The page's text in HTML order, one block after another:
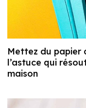
Mettez du papier
l’astuce qui
maison